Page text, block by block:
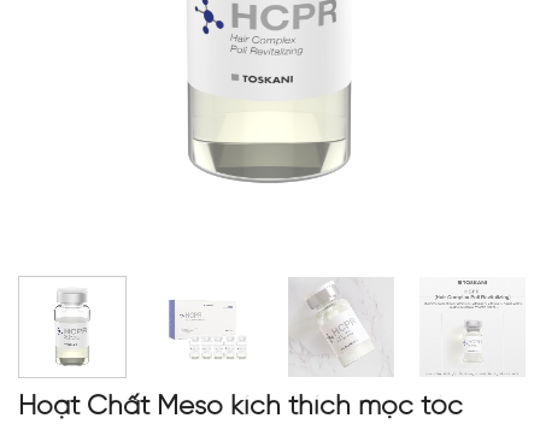
Hoạt Chất Meso kích thích mọc tóc